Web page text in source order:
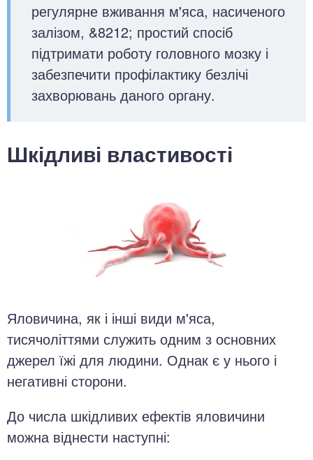
регулярне вживання м'яса, насиченого
залізом, &8212; простий спосіб
підтримати роботу головного мозку і
забезпечити профілактику безлічі
захворювань даного органу.
Шкідливі властивості
Яловичина, як і інші види м'яса,
тисячоліттями служить одним з основних
джерел їжі для людини. Однак є у нього і
негативні сторони.
До числа шкідливих ефектів яловичини
можна віднести наступні: